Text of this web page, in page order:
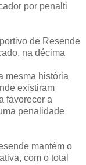
por penalti
de Resende
na décima
mesma história
existiram
favorecer a
penalidade
mantém o
com o total